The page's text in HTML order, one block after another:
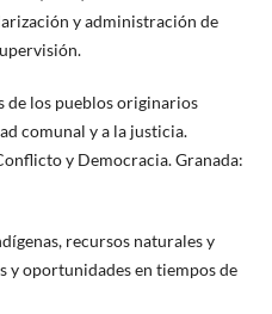
y administración de
de los pueblos originarios
comunal y a la justicia.
y Democracia. Granada:
recursos naturales y
y oportunidades en tiempos de